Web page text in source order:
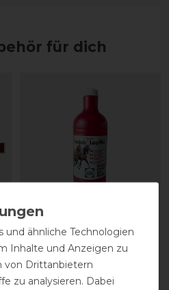
für dich
Stassek Equifix Faulpelz
Lederpflege easy-care
17,90 € *
und ähnliche Technologien
Inhalte und Anzeigen zu
von Drittanbietern
zu analysieren. Dabei